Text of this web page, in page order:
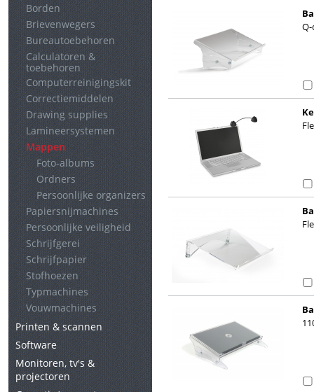
Borden
Brievenwegers
Bureautoebehoren
Calculatoren &
toebehoren
Computerreinigingskit
Correctiemiddelen
Drawing supplies
Lamineersystemen
Mappen
Foto-albums
Ordners
Persoonlijke organizers
Papiersnijmachines
Persoonlijke veiligheid
Schrijfgerei
Schrijfpapier
Stofhoezen
Typmachines
Vouwmachines
Printen & scannen
Software
Monitoren, tv's &
projectoren